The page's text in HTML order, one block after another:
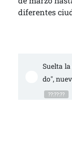
diferentes
Suelta
do",
??:??:??